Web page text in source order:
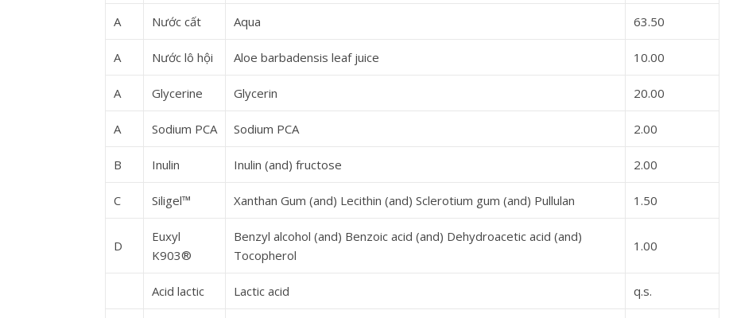
A Nước cất Aqua 63.50
A Nước lô hội Aloe barbadensis leaf juice 10.00
A Glycerine Glycerin 20.00
A Sodium PCA Sodium PCA 2.00
B Inulin Inulin (and) fructose 2.00
C Siligel™ Xanthan Gum (and) Lecithin (and) Sclerotium gum (and) Pullulan 1.50
D
Euxyl
K903®
Benzyl alcohol (and) Benzoic acid (and) Dehydroacetic acid (and)
Tocopherol
1.00
Acid lactic Lactic acid q.s.